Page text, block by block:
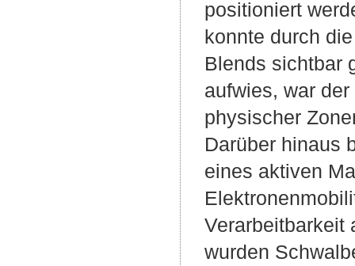
positioniert
konnte durch
Blends sichtbar
aufwies, war
physischer
Darüber hinaus
eines aktiven
Verarbeitbarkeit
wurden